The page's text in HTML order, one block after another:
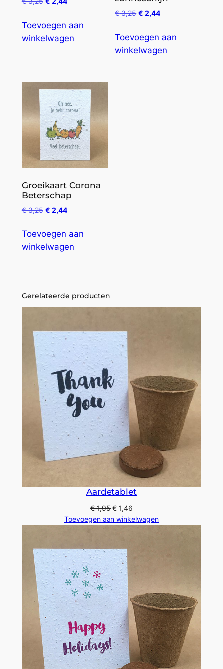
Toevoegen aan
winkelwagen
€3,25 € 2,44
Toevoegen aan
winkelwagen
Groeikaart Corona
Beterschap
€3,25 € 2,44
Toevoegen aan
winkelwagen
Gerelateerde producten
Aardetablet
€1,95 € 1,46
Toevoegen aan winkelwagen